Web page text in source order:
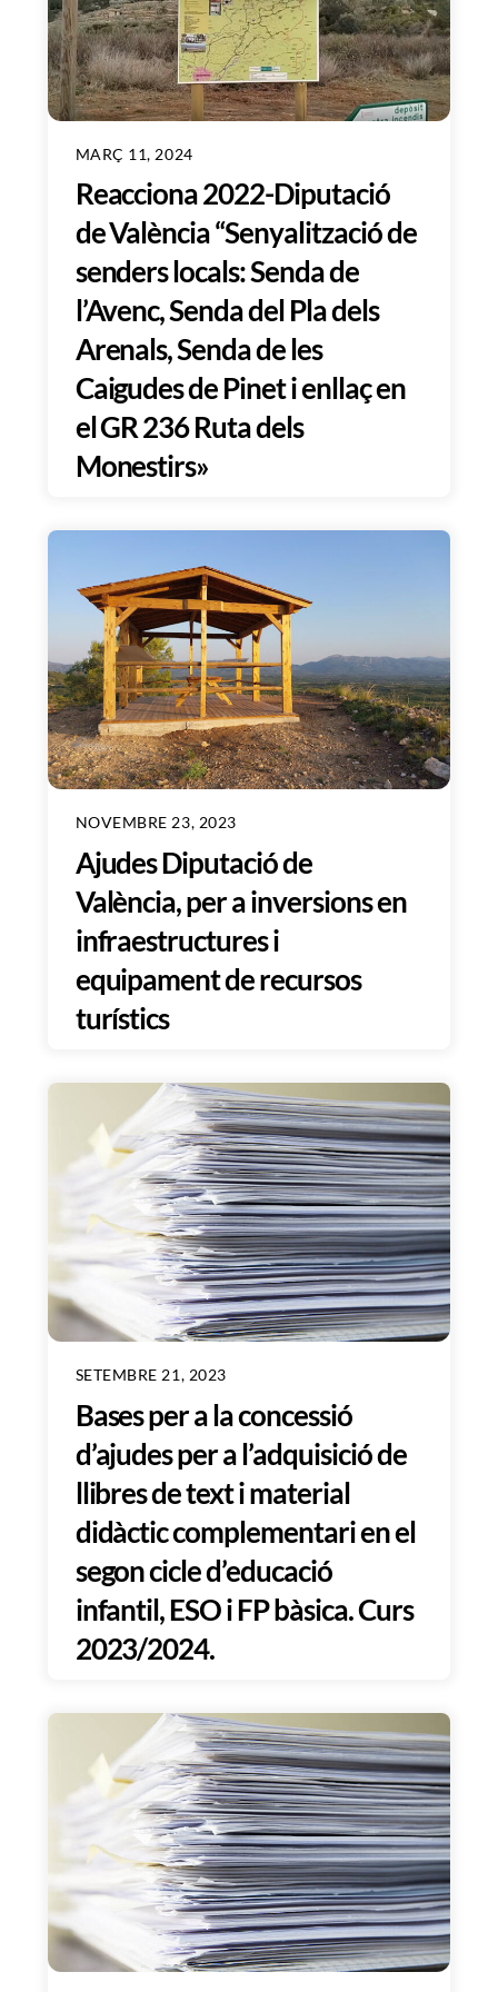
MARÇ 11, 2024
Reacciona 2022-Diputació
de València “Senyalització de
senders locals: Senda de
l’Avenc, Senda del Pla dels
Arenals, Senda de les
Caigudes de Pinet i enllaç en
el GR 236 Ruta dels
Monestirs»
NOVEMBRE 23, 2023
Ajudes Diputació de
València, per a inversions en
infraestructures i
equipament de recursos
turístics
SETEMBRE 21, 2023
Bases per a la concessió
d’ajudes per a l’adquisició de
llibres de text i material
didàctic complementari en el
segon cicle d’educació
infantil, ESO i FP bàsica. Curs
2023/2024.